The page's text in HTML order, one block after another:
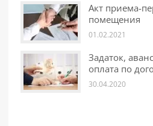
Акт приема-
помещения
01.02.2021
Задаток,
оплата по
30.04.2020